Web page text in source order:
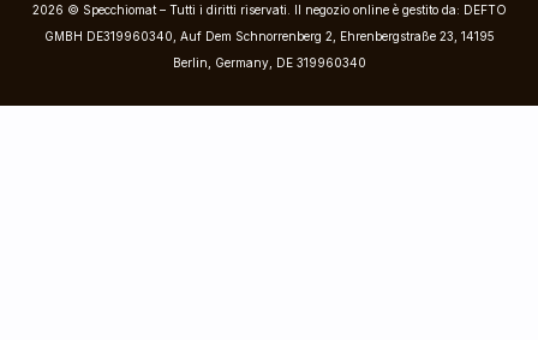
2026 © Specchiomat – Tutti i diritti riservati. Il negozio online è gestito da: DEFTO
GMBH DE319960340, Auf Dem Schnorrenberg 2, Ehrenbergstraße 23, 14195
Berlin, Germany, DE 319960340